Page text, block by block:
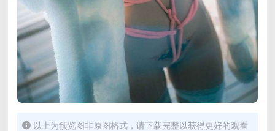
以上为预览图非原图格式，请下载完整以获得更好的观看